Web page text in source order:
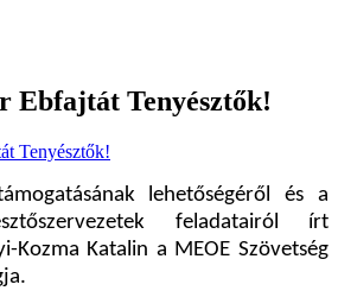
Ebfajtát Tenyésztők!
lehetőségéről és a
feladatairól írt
Kozma Katalin a MEOE Szövetség